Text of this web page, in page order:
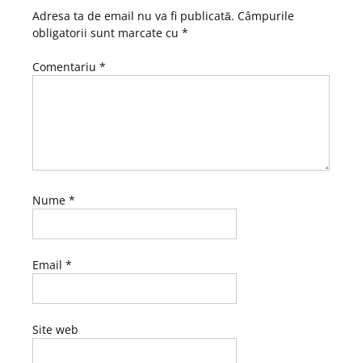
Adresa ta de email nu va fi publicată. Câmpurile
obligatorii sunt marcate cu *
Comentariu *
Nume *
Email *
Site web